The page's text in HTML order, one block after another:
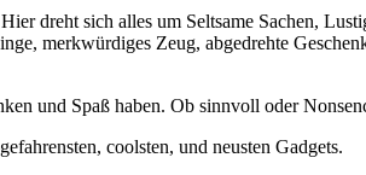
dreht sich alles um Seltsame Sachen,
merkwürdiges Zeug, abgedrehte
und Spaß haben. Ob sinnvoll oder
coolsten, und neusten Gadgets.